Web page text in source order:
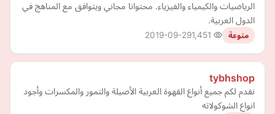
الرياضيات والكيمياء والفيزياء. محتوانا مجاني ويتوافق مع المناهج في
الدول العربية.
منوعة 2019-09-29
tybhshop
نقدم لكم جميع أنواع القهوة العربية الأصيلة والتمور والمكسرات وأجود
انواع الشوكولاته